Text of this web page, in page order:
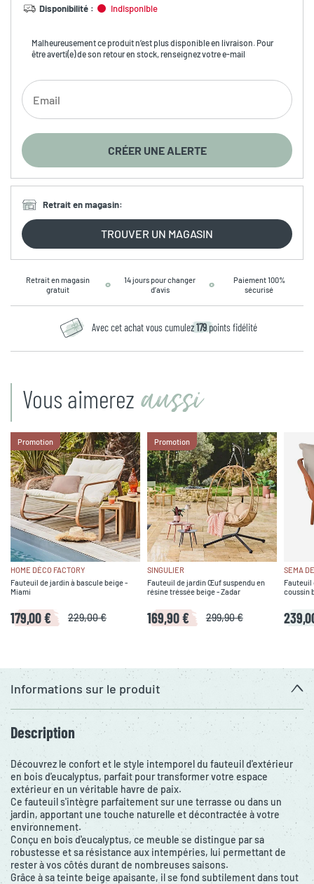
Disponibilité : Indisponible
Malheureusement ce produit n’est plus disponible en livraison. Pour
être averti(e) de son retour en stock, renseignez votre e-mail
CRÉER UNE ALERTE
Retrait en magasin:
TROUVER UN MAGASIN
Retrait en magasin
gratuit
14 jours pour changer
d’avis
Paiement 100%
sécurisé
Avec cet achat vous cumulez179 points fidélité
Vous aimerez aussi
Promotion
HOME DÉCO FACTORY
Fauteuil de jardin à bascule beige -
Miami
179,00 € 229,00 €
Promotion
SINGULIER
Fauteuil de jardin Œuf suspendu en
résine tréssée beige - Zadar
169,90 € 299,90 €
SEMA
Fauteuil
coussin
Informations sur le produit
Description
Découvrez le confort et le style intemporel du fauteuil d'extérieur
en bois d'eucalyptus, parfait pour transformer votre espace
extérieur en un véritable havre de paix.
Ce fauteuil s'intègre parfaitement sur une terrasse ou dans un
jardin, apportant une touche naturelle et décontractée à votre
environnement.
Conçu en bois d'eucalyptus, ce meuble se distingue par sa
robustesse et sa résistance aux intempéries, lui permettant de
rester à vos côtés durant de nombreuses saisons.
Grâce à sa teinte beige apaisante, il se fond subtilement dans tout